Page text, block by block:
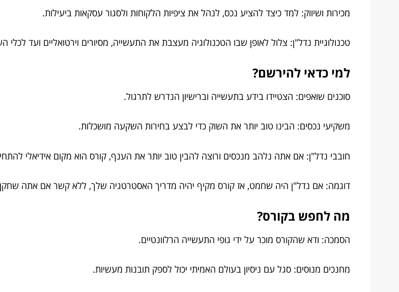
מכירות ושיווק: למד כיצד להציע נכס, לנהל את ציפיות הלקוחות ולסגור עסקאות ביעילות.
טכנולוגיית נדל"ן: צלול לאופן שבו הטכנולוגיה מעצבת את התעשייה, מסיורים וירטואליים ועד לכלי
למי כדאי להירשם?
סוכנים שואפים: הצטיידו בידע בתעשייה וברישיון הנדרש לתרגול.
משקיעי נכסים: הבינו טוב יותר את השוק כדי לבצע בחירות השקעה מושכלות.
חובבי נדל"ן: אם אתה נלהב מנכסים ורוצה להבין טוב יותר את הענף, קורס הוא מקום אידיאלי
דוגמה: אם נדל"ן היה שחמט, אז קורס מקיף יהיה מדריך האסטרטגיה שלך, ללא קשר אם אתה שחקן
מה לחפש בקורס?
הסמכה: ודא שהקורס מוכר על ידי גופי התעשייה הרלוונטיים.
מחנכים מנוסים: סגל עם ניסיון בעולם האמיתי יכול לספק תובנות מעשיות.